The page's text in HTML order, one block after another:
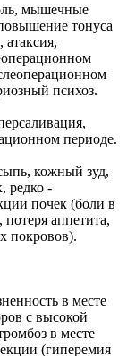
мышечные
тонуса
атаксия,
психоз.
периоде.
кожный зуд,
редко -
почек (боли в
аппетита,
покровов).
в месте
с высокой
в месте
(гиперемия